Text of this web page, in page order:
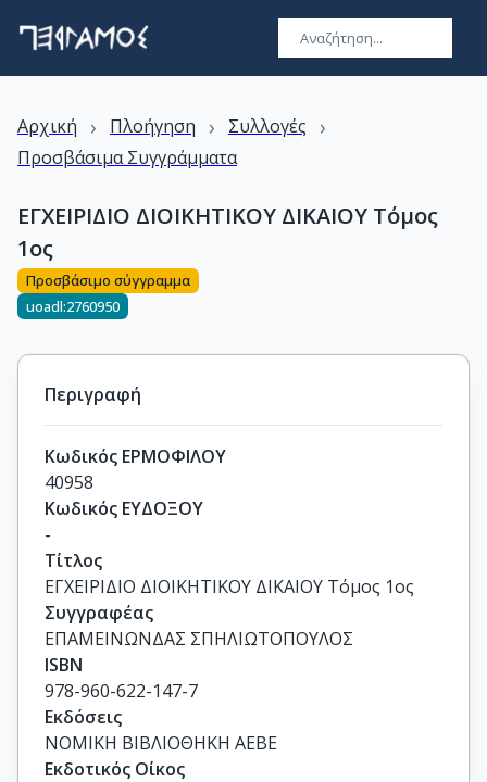
Αρχική › Πλοήγηση › Συλλογές ›
Προσβάσιμα Συγγράμματα
ΕΓΧΕΙΡΙΔΙΟ ΔΙΟΙΚΗΤΙΚΟΥ ΔΙΚΑΙΟΥ Τόμος
1ος
Προσβάσιμο σύγγραμμα
uoadl:2760950
Περιγραφή
Κωδικός ΕΡΜΟΦΙΛΟΥ
40958
Κωδικός ΕΥΔΟΞΟΥ
-
Τίτλος
ΕΓΧΕΙΡΙΔΙΟ ΔΙΟΙΚΗΤΙΚΟΥ ΔΙΚΑΙΟΥ Τόμος 1ος
Συγγραφέας
ΕΠΑΜΕΙΝΩΝΔΑΣ ΣΠΗΛΙΩΤΟΠΟΥΛΟΣ
ISBN
978-960-622-147-7
Εκδόσεις
ΝΟΜΙΚΗ ΒΙΒΛΙΟΘΗΚΗ ΑΕΒΕ
Εκδοτικός Οίκος